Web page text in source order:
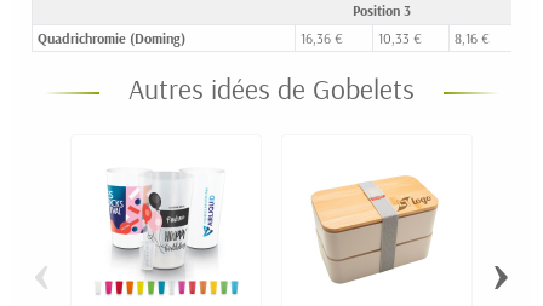
Position 3
Quadrichromie (Doming)
16,36 € 10,33 € 8,16 €
Autres idées de Gobelets
‹ ›